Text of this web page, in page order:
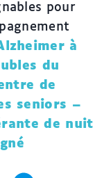
pour
à
du
de
seniors –
de nuit